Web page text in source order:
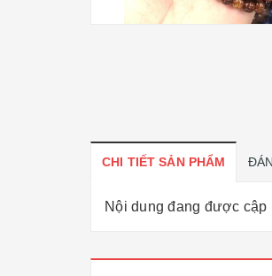
CHI TIẾT SẢN PHẨM
Nội dung đang được cập